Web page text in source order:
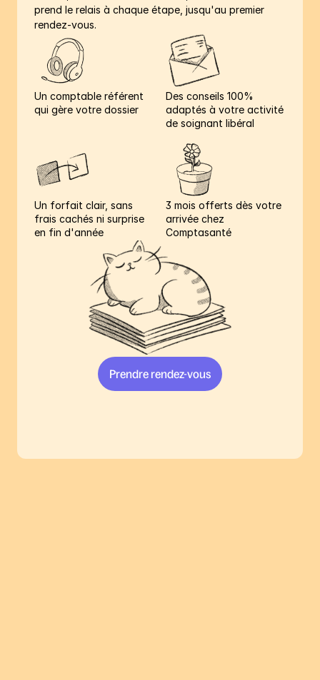
prend le relais à chaque étape, jusqu'au premier
rendez-vous.
Un comptable référent
qui gère votre dossier
Des conseils 100%
adaptés à votre activité
de soignant libéral
Un forfait clair, sans
frais cachés ni surprise
en fin d'année
3 mois offerts dès votre
arrivée chez
Comptasanté
Prendre rendez-vous